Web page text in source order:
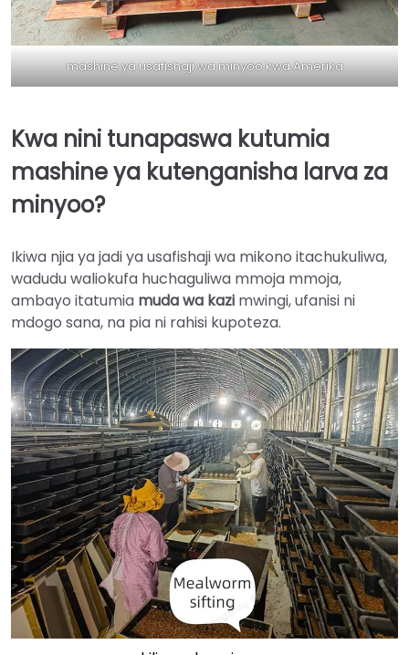
mashine ya usafishaji wa minyoo kwa Amerika
Kwa nini tunapaswa kutumia
mashine ya kutenganisha larva za
minyoo?
Ikiwa njia ya jadi ya usafishaji wa mikono itachukuliwa,
wadudu waliokufa huchaguliwa mmoja mmoja,
ambayo itatumia muda wa kazi mwingi, ufanisi ni
mdogo sana, na pia ni rahisi kupoteza.